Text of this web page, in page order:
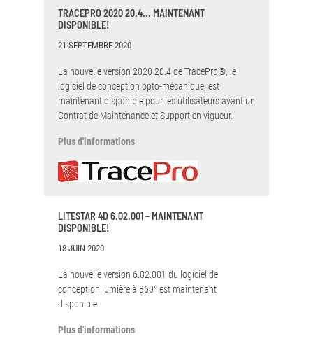
TRACEPRO 2020 20.4... MAINTENANT
DISPONIBLE!
21 SEPTEMBRE 2020
La nouvelle version 2020 20.4 de TracePro®, le
logiciel de conception opto-mécanique, est
maintenant disponible pour les utilisateurs ayant un
Contrat de Maintenance et Support en vigueur.
Plus d'informations
LITESTAR 4D 6.02.001 – MAINTENANT
DISPONIBLE!
18 JUIN 2020
La nouvelle version 6.02.001 du logiciel de
conception lumière à 360° est maintenant
disponible
Plus d'informations